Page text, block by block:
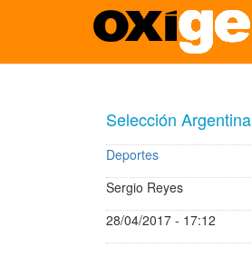
Pasar
Selección Argentina
Deportes
Sergio Reyes
28/04/2017 - 17:12